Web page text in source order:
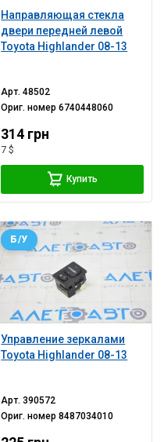
Направляющая стекла
двери передней левой
Toyota Highlander 08-13
Арт.48502
Ориг. номер6740448060
314 грн
7 $
Купить
Управление зеркалами
Toyota Highlander 08-13
Б/У
Арт.390572
Ориг. номер8487034010